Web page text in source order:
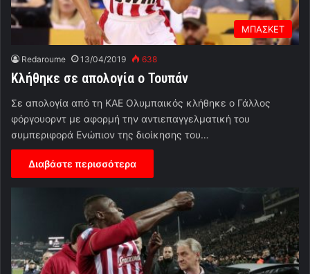
ΜΠΑΣΚΕΤ
Redaroume 13/04/2019 638
Κλήθηκε σε απολογία ο Τουπάν
Σε απολογία από τη ΚΑΕ Ολυμπαικός κλήθηκε ο Γάλλος
φόργουορντ με αφορμή την αντιεπαγγελματική του
συμπεριφορά Ενώπιον της διοίκησης του…
Διαβάστε περισσότερα